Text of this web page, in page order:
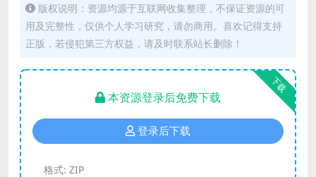
版权说明：资源均源于互联网收集整理，不保证资源的可
用及完整性，仅供个人学习研究，请勿商用。喜欢记得支持
正版，若侵犯第三方权益，请及时联系站长删除！
下载
本资源登录后免费下载
登录后下载
格式: ZIP